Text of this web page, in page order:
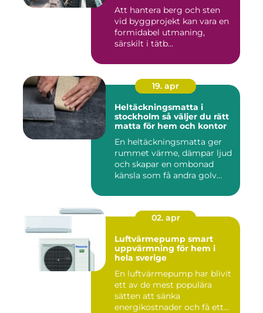
Att hantera berg och sten
vid byggprojekt kan vara en
formidabel utmaning,
särskilt i tätb...
19. apr
Heltäckningsmatta i
stockholm så väljer du rätt
matta för hem och kontor
En heltäckningsmatta ger
rummet värme, dämpar ljud
och skapar en ombonad
känsla som få andra golv
02. apr
Luftvärmepump smart
uppvärmning för hem i
hela sverige
En luftvärmepump har blivit
ett av de mest populära
sätten att sänka
energikostnader och få ett